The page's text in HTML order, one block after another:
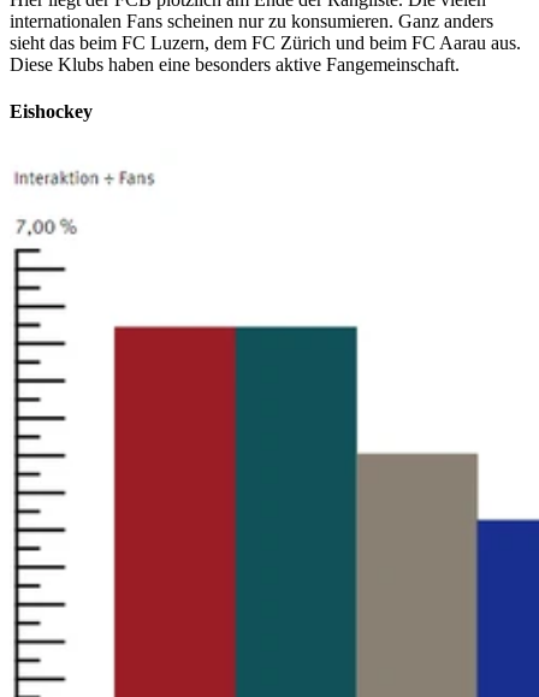
internationalen Fans scheinen nur zu konsumieren. Ganz anders
sieht das beim FC Luzern, dem FC Zürich und beim FC Aarau aus.
Diese Klubs haben eine besonders aktive Fangemeinschaft.
Eishockey